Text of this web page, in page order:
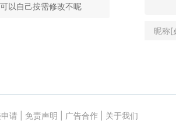
以自己按需修改不呢
请| 免责声明 广告合作| 关于我们